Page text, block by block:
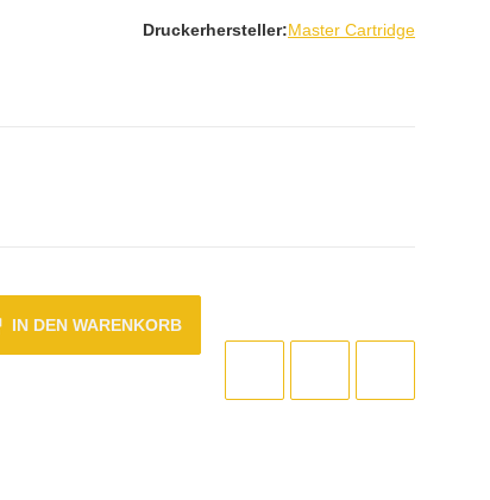
Druckerhersteller:Master Cartridge
IN DEN WARENKORB